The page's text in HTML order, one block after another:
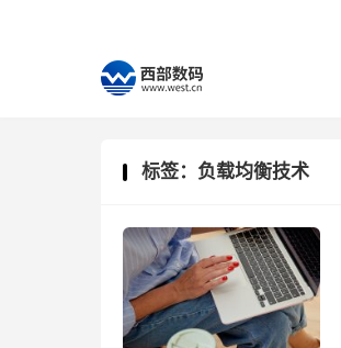
标签：负载均衡技术